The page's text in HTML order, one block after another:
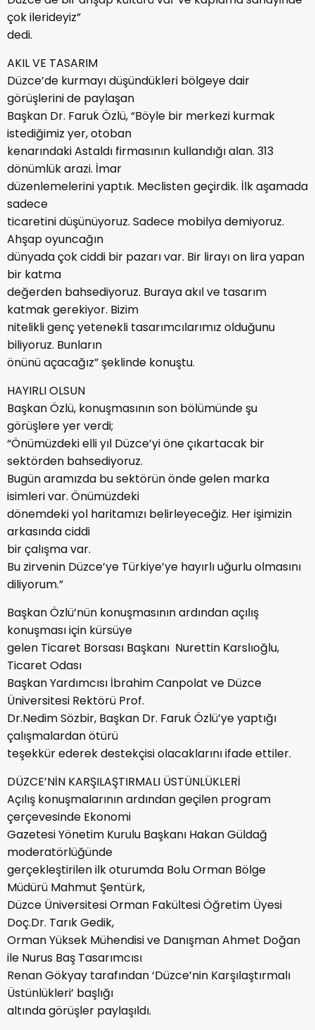
çok ilerideyiz”
dedi.
AKIL VE TASARIM
Düzce’de kurmayı düşündükleri bölgeye dair
görüşlerini de paylaşan
Başkan Dr. Faruk Özlü, “Böyle bir merkezi kurmak
istediğimiz yer, otoban
kenarındaki Astaldı firmasının kullandığı alan. 313
dönümlük arazi. İmar
düzenlemelerini yaptık. Meclisten geçirdik. İlk aşamada
sadece
ticaretini düşünüyoruz. Sadece mobilya demiyoruz.
Ahşap oyuncağın
dünyada çok ciddi bir pazarı var. Bir lirayı on lira yapan
bir katma
değerden bahsediyoruz. Buraya akıl ve tasarım
katmak gerekiyor. Bizim
nitelikli genç yetenekli tasarımcılarımız olduğunu
biliyoruz. Bunların
önünü açacağız” şeklinde konuştu.
HAYIRLI OLSUN
Başkan Özlü, konuşmasının son bölümünde şu
görüşlere yer verdi;
“Önümüzdeki elli yıl Düzce’yi öne çıkartacak bir
sektörden bahsediyoruz.
Bugün aramızda bu sektörün önde gelen marka
isimleri var. Önümüzdeki
dönemdeki yol haritamızı belirleyeceğiz. Her işimizin
arkasında ciddi
bir çalışma var.
Bu zirvenin Düzce’ye Türkiye’ye hayırlı uğurlu olmasını
diliyorum.”
Başkan Özlü’nün konuşmasının ardından açılış
konuşması için kürsüye
gelen Ticaret Borsası Başkanı Nurettin Karslıoğlu,
Ticaret Odası
Başkan Yardımcısı İbrahim Canpolat ve Düzce
Üniversitesi Rektörü Prof.
Dr.Nedim Sözbir, Başkan Dr. Faruk Özlü’ye yaptığı
çalışmalardan ötürü
teşekkür ederek destekçisi olacaklarını ifade ettiler.
DÜZCE’NİN KARŞILAŞTIRMALI ÜSTÜNLÜKLERİ
Açılış konuşmalarının ardından geçilen program
çerçevesinde Ekonomi
Gazetesi Yönetim Kurulu Başkanı Hakan Güldağ
moderatörlüğünde
gerçekleştirilen ilk oturumda Bolu Orman Bölge
Müdürü Mahmut Şentürk,
Düzce Üniversitesi Orman Fakültesi Öğretim Üyesi
Doç.Dr. Tarık Gedik,
Orman Yüksek Mühendisi ve Danışman Ahmet Doğan
ile Nurus Baş Tasarımcısı
Renan Gökyay tarafından ‘Düzce’nin Karşılaştırmalı
Üstünlükleri’ başlığı
altında görüşler paylaşıldı.